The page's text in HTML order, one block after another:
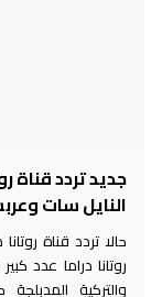
النايل سات
حالا تردد قناة
روتانا دراما عدد
والتركية